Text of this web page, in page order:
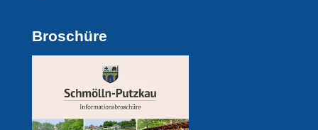
Broschüre